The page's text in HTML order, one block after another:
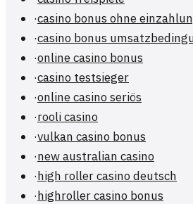
·casino bonus ohne
·casino bonus
·online casino bonus
·casino testsieger
·online casino seriös
·rooli casino
·vulkan casino bonus
·new australian casino
·high roller casino deutsch
·highroller casino bonus